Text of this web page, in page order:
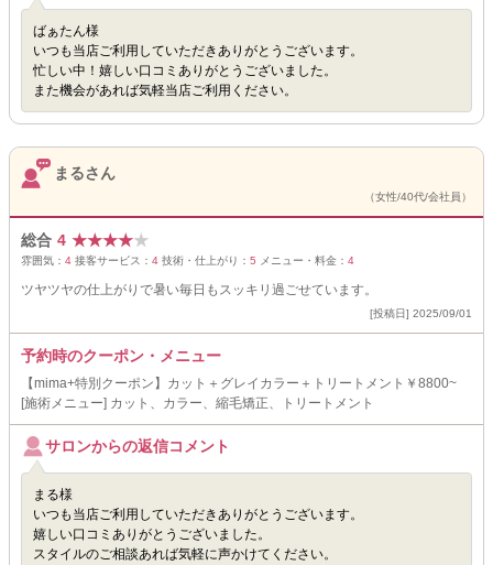
ばぁたん様
いつも当店ご利用していただきありがとうございます。
忙しい中！嬉しい口コミありがとうございました。
また機会があれば気軽当店ご利用ください。
まるさん
（女性/40代/会社員）
総合 4 ★★★★★
雰囲気： 4 接客サービス： 4 技術・仕上がり： 5 メニュー・料金： 4
ツヤツヤの仕上がりで暑い毎日もスッキリ過ごせています。
[投稿日] 2025/09/01
予約時のクーポン・メニュー
【mima+特別クーポン】カット＋グレイカラー＋トリートメント￥8800~
[施術メニュー] カット、カラー、縮毛矯正、トリートメント
サロンからの返信コメント
まる様
いつも当店ご利用していただきありがとうございます。
嬉しい口コミありがとうございました。
スタイルのご相談あれば気軽に声かけてください。